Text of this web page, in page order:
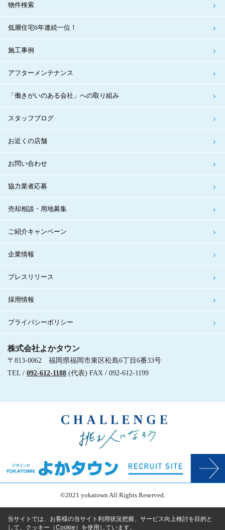
物件検索
低層住宅6年連続一位！
施工事例
アフターメンテナンス
「働きがいのある会社」への取り組み
スタッフブログ
お近くの店舗
お問い合わせ
協力業者応募
売却相談・用地募集
ご紹介キャンペーン
企業情報
プレスリリース
採用情報
プライバシーポリシー
株式会社よかタウン
〒813-0062 福岡県福岡市東区松島6丁目6番33号
TEL / 092-612-1188 (代表) FAX / 092-612-1199
©2021 yokatown All Rights Reserved.
当サイトでは、お客様の当サイト利用状況把握、サービス向上検討を目的と
して、クッキー（Cookie）を使用しています。